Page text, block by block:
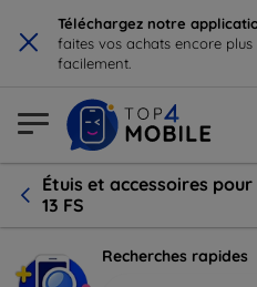
× Téléchargez notre
faites vos achats encore plus
facilement.
Étuis et accessoires
13 FS
Recherches rapides